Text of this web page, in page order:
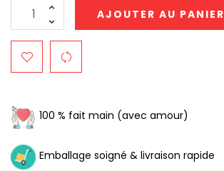
AJOUTER AU PANIER
100 % fait main (avec amour)
Emballage soigné & livraison rapide